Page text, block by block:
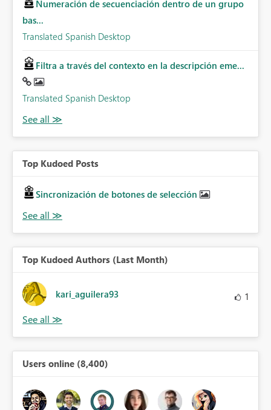
Numeración de secuenciación dentro de un grupo
bas...
Translated Spanish Desktop
Filtra a través del contexto en la descripción eme...
Translated Spanish Desktop
Top Kudoed Posts
Sincronización de botones de selección
Top Kudoed Authors (Last Month)
kari_aguilera93 1
Users online (8,400)